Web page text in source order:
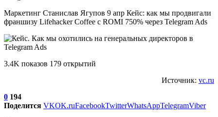
Маркетинг Станислав Ягупов 9 апр Кейс: как мы продвигали
франшизу Lifehacker Coffee с ROMI 750% через Telegram Ads
3.4K показов 179 открытий
Источник: vc.ru
0 194
Поделится VKOK.ruFacebookTwitterWhatsAppTelegramViber